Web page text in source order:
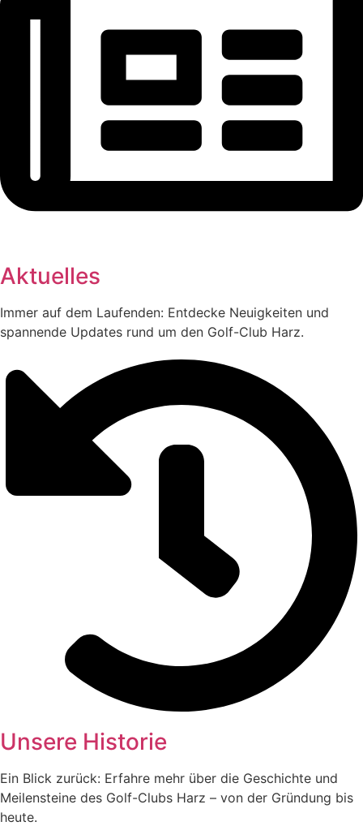
Aktuelles
Immer auf dem Laufenden: Entdecke Neuigkeiten und
spannende Updates rund um den Golf-Club Harz.
Unsere Historie
Ein Blick zurück: Erfahre mehr über die Geschichte und
Meilensteine des Golf-Clubs Harz – von der Gründung bis
heute.